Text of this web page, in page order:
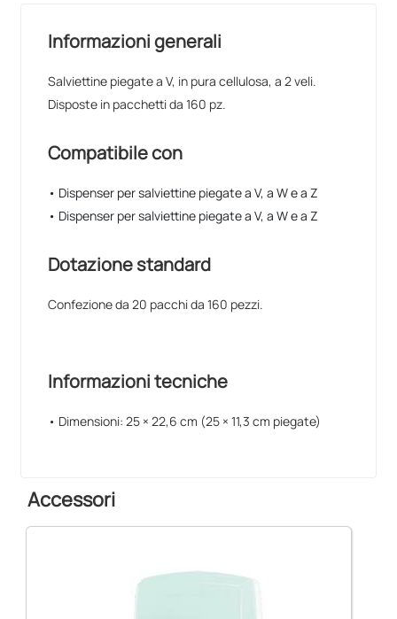
Informazioni generali
Salviettine piegate a V, in pura cellulosa, a 2 veli.
Disposte in pacchetti da 160 pz.
Compatibile con
• Dispenser per salviettine piegate a V, a W e a Z
• Dispenser per salviettine piegate a V, a W e a Z
Dotazione standard
Confezione da 20 pacchi da 160 pezzi.
Informazioni tecniche
• Dimensioni: 25 × 22,6 cm (25 × 11,3 cm piegate)
Accessori